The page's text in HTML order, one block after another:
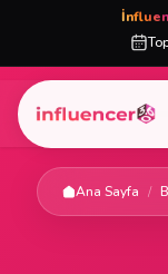
Ana Sayfa /